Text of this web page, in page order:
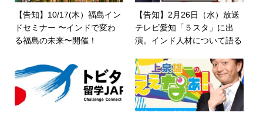
【告知】10/17(木）福島イン
ドセミナー 〜インドで変わ
る福島の未来〜開催！
【告知】2月26日（水）放送
テレビ愛知「５スタ」に出
演。インド人材について語る